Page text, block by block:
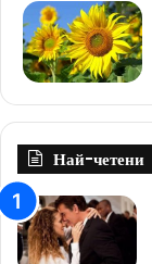
Най-четени